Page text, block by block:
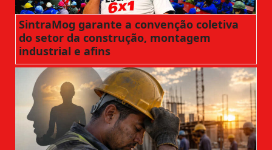
SintraMog garante a convenção coletiva
do setor da construção, montagem
industrial e afins